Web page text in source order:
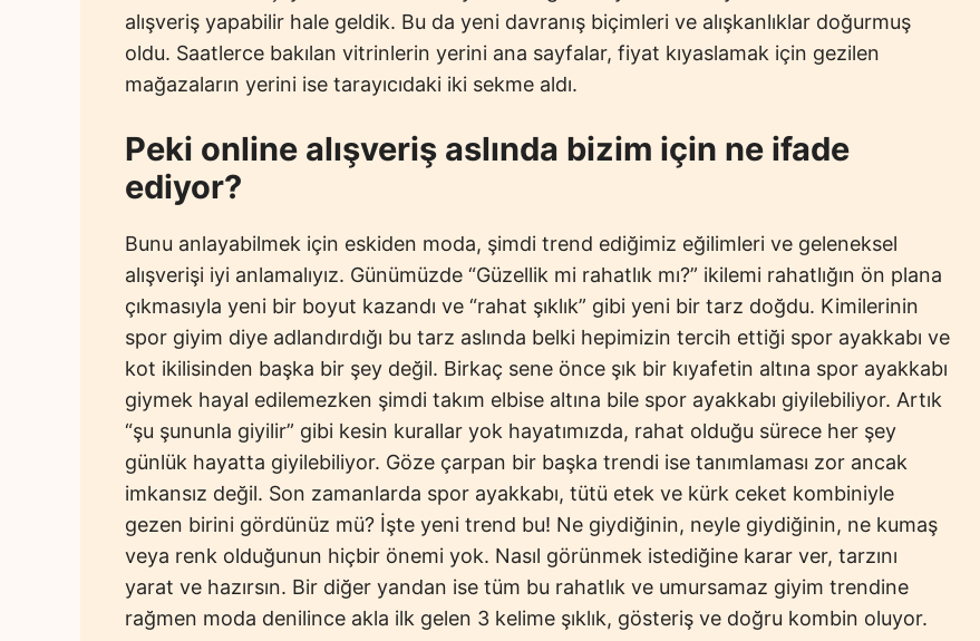
alışveriş yapabilir hale geldik. Bu da yeni davranış biçimleri ve alışkanlıklar doğurmuş
oldu. Saatlerce bakılan vitrinlerin yerini ana sayfalar, fiyat kıyaslamak için gezilen
mağazaların yerini ise tarayıcıdaki iki sekme aldı.
Peki online alışveriş aslında bizim için ne ifade
ediyor?
Bunu anlayabilmek için eskiden moda, şimdi trend ediğimiz eğilimleri ve geleneksel
alışverişi iyi anlamalıyız. Günümüzde “Güzellik mi rahatlık mı?” ikilemi rahatlığın ön plana
çıkmasıyla yeni bir boyut kazandı ve “rahat şıklık” gibi yeni bir tarz doğdu. Kimilerinin
spor giyim diye adlandırdığı bu tarz aslında belki hepimizin tercih ettiği spor ayakkabı ve
kot ikilisinden başka bir şey değil. Birkaç sene önce şık bir kıyafetin altına spor ayakkabı
giymek hayal edilemezken şimdi takım elbise altına bile spor ayakkabı giyilebiliyor. Artık
“şu şununla giyilir” gibi kesin kurallar yok hayatımızda, rahat olduğu sürece her şey
günlük hayatta giyilebiliyor. Göze çarpan bir başka trendi ise tanımlaması zor ancak
imkansız değil. Son zamanlarda spor ayakkabı, tütü etek ve kürk ceket kombiniyle
gezen birini gördünüz mü? İşte yeni trend bu! Ne giydiğinin, neyle giydiğinin, ne kumaş
veya renk olduğunun hiçbir önemi yok. Nasıl görünmek istediğine karar ver, tarzını
yarat ve hazırsın. Bir diğer yandan ise tüm bu rahatlık ve umursamaz giyim trendine
rağmen moda denilince akla ilk gelen 3 kelime şıklık, gösteriş ve doğru kombin oluyor.